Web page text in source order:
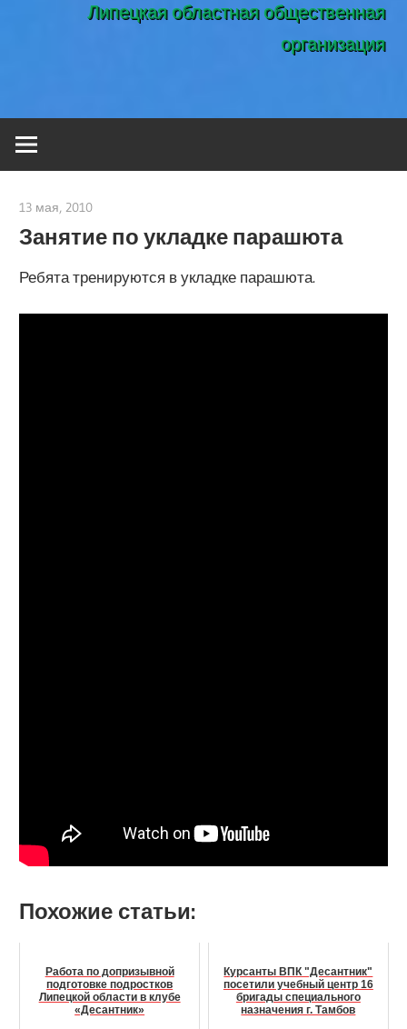
Липецкая областная общественная
организация
13 мая, 2010
Занятие по укладке парашюта
Ребята тренируются в укладке парашюта.
Похожие статьи:
Работа по допризывной
подготовке подростков
Липецкой области в клубе
«Десантник»
Курсанты ВПК "Десантник"
посетили учебный центр 16
бригады специального
назначения г. Тамбов